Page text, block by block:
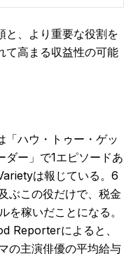
と、より重要な役割を
て高まる収益性の可能
「ハウ・トゥー・ゲッ
ダー」で1エピソードあ
は報じている。6
ぶこの役だけで、税金
を稼いだことになる。
Reporterによると、
の主演俳優の平均給与